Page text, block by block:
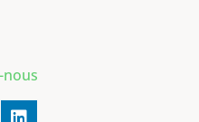
nous